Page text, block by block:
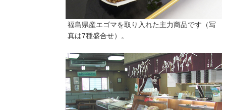
福島県産エゴマを取り入れた主力商品です（写
真は7種盛合せ）。